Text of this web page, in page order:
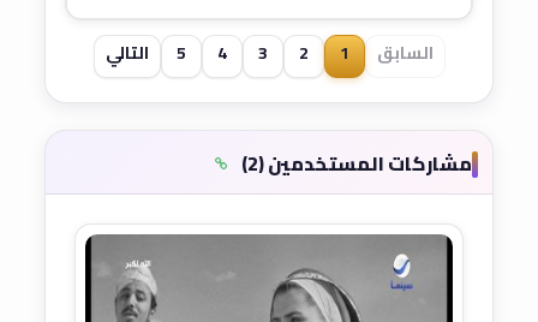
السابق 1
2
3
4
5 التالي
مشاركات المستخدمين (2)